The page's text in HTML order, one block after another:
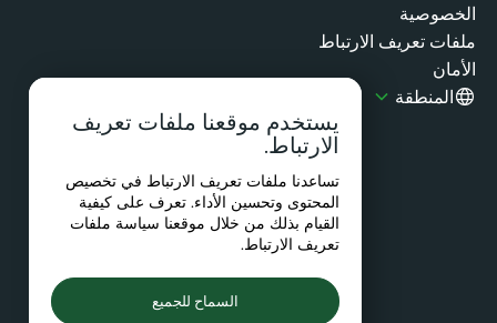
تعريف الارتباط
المنطقة
يستخدم موقعنا ملفات تعريف
الارتباط.
تساعدنا ملفات تعريف الارتباط في تخصيص
المحتوى وتحسين الأداء. تعرف على كيفية
القيام بذلك من خلال موقعناسياسة ملفات
تعريف الارتباط.
السماح للجميع